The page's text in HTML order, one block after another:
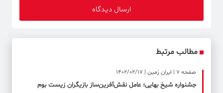
مطالب مرتبط
صفحه ۷ | ایران زمین | 1402/02/17
جشنواره شیخ بهایی؛ عامل نقش‌آفرین‌ساز بازیگران زیست بوم